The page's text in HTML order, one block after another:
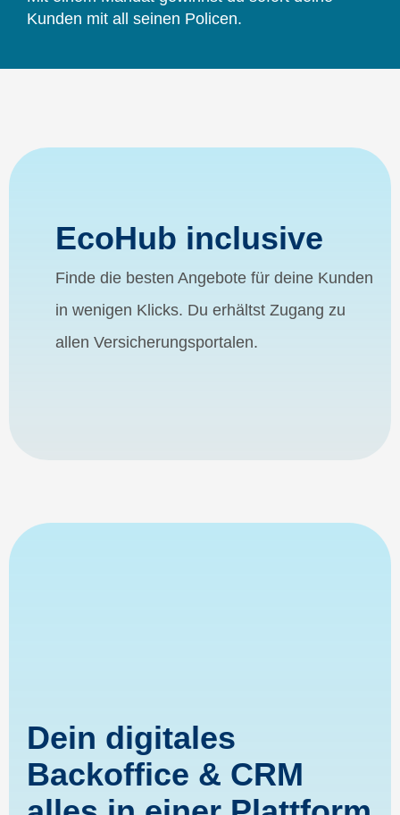
Kunden mit all seinen Policen.
EcoHub inclusive
Finde die besten Angebote für deine Kunden
in wenigen Klicks. Du erhältst Zugang zu
allen Versicherungsportalen.
Dein digitales
Backoffice & CRM